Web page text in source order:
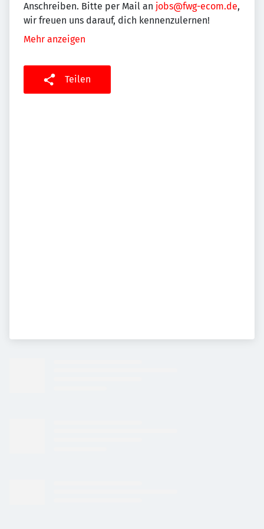
Anschreiben. Bitte per Mail an jobs@fwg-ecom.de,
wir freuen uns darauf, dich kennenzulernen!
Mehr anzeigen
Teilen